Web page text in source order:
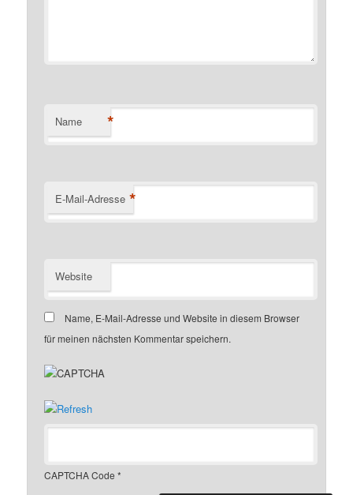
Name *
E-Mail-Adresse *
Website
Name, E-Mail-Adresse und Website in diesem Browser
für meinen nächsten Kommentar speichern.
CAPTCHA Code *